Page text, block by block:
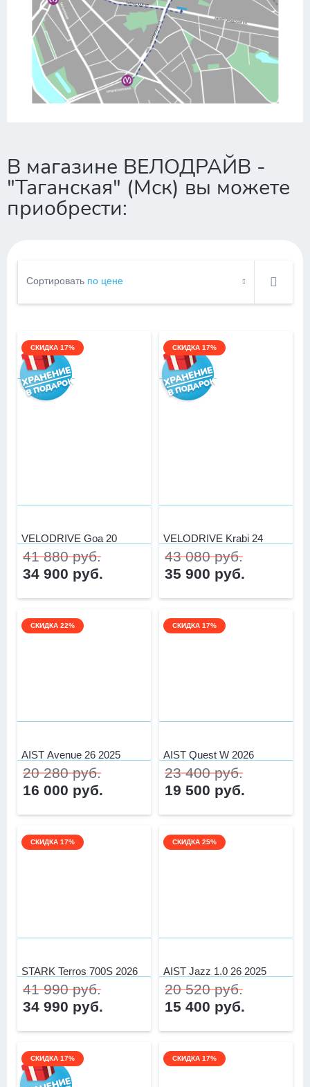
свой велосипед, и доставка из магазина. К нам
можно зайти вместе с велосипедом или детской
коляской, не оставляя их на улице. Рядом есть
велопарковка и парковка для автомобилей. Вы
можете оплатить покупку как наличными, так и
через терминал.
В магазине ВЕЛОДРАЙВ -
"Таганская" (Мск) вы можете
приобрести:
Сортировать по цене
СКИДКА 17%
VELODRIVE Goa 20
41 880 руб.
34 900 руб.
СКИДКА 17%
VELODRIVE Krabi 24
43 080 руб.
35 900 руб.
СКИДКА 22%
AIST Avenue 26 2025
20 280 руб.
16 000 руб.
СКИДКА 17%
AIST Quest W 2026
23 400 руб.
19 500 руб.
СКИДКА 17%
STARK Terros 700S 2026
41 990 руб.
34 990 руб.
СКИДКА 25%
AIST Jazz 1.0 26 2025
20 520 руб.
15 400 руб.
СКИДКА 17% СКИДКА 17%